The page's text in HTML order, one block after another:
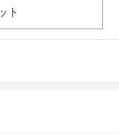
ト